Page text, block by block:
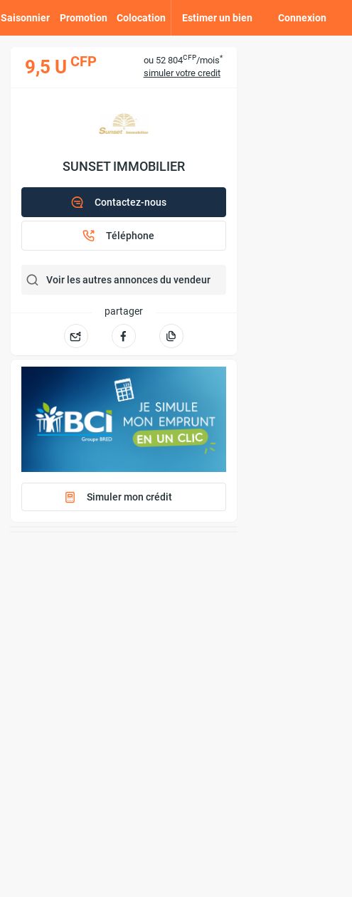
Estimer un bien Connexion
Saisonnier Promotion Colocation
9,5 U CFP ou 52 804CFP/mois*
simuler votre credit
SUNSET IMMOBILIER
Contactez-nous
Téléphone
Voir les autres annonces du vendeur
partager
Simuler mon crédit